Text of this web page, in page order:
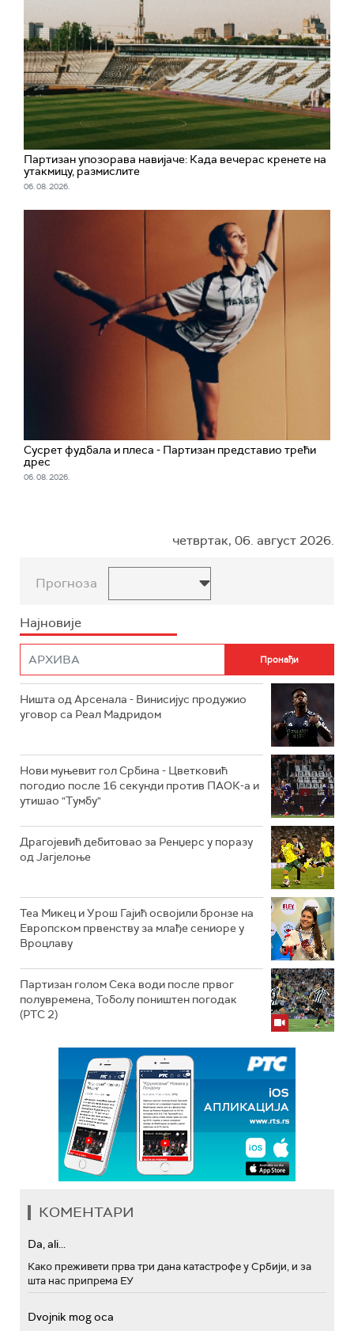
Партизан упозорава навијаче: Када вечерас кренете на
утакмицу, размислите
06. 08. 2026.
Сусрет фудбала и плеса - Партизан представио трећи
дрес
06. 08. 2026.
четвртак, 06. август 2026.
Прогноза
Најновије
Ништа од Арсенала - Винисијус продужио
уговор са Реал Мадридом
Нови муњевит гол Србина - Цветковић
погодио после 16 секунди против ПАОК-а и
утишао "Тумбу"
Драгојевић дебитовао за Ренџерс у поразу
од Јагјелоње
Теа Микец и Урош Гајић освојили бронзе на
Европском првенству за млађе сениоре у
Вроцлаву
Партизан голом Сека води после првог
полувремена, Тоболу поништен погодак
(РТС 2)
КОМЕНТАРИ
Da, ali...
Како преживети прва три дана катастрофе у Србији, и за
шта нас припрема ЕУ
Dvojnik mog oca